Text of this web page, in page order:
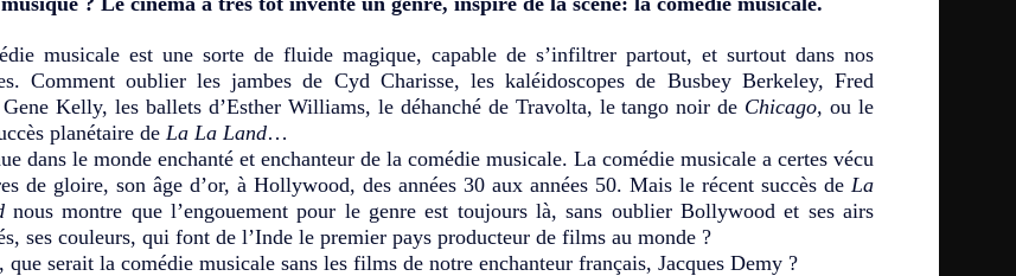
musicale est une sorte de fluide magique, capable de s’infiltrer partout, et surtout dans nos
Comment oublier les jambes de Cyd Charisse, les kaléidoscopes de Busbey Berkeley, Fred
Kelly, les ballets d’Esther Williams, le déhanché de Travolta, le tango noir de Chicago,ou le
planétaire deLa La Land…
dans le monde enchanté et enchanteur de la comédie musicale. La comédie musicale a certes vécu
de gloire, son âge d’or, à Hollywood, des années 30 aux années 50. Mais le récent succès de La
nous montre que l’engouement pour le genre est toujours là, sans oublierBollywood et ses airs
ses couleurs, qui font de l’Inde le premier pays producteur de films au monde ?
que serait la comédie musicale sans les films de notre enchanteur français, Jacques Demy ?